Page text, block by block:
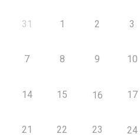
31 1 2 3
7 8 9 10
14 15 16 17
21 22 23 24